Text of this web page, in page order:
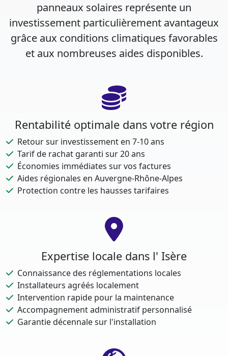
panneaux solaires représente un
investissement particulièrement avantageux
grâce aux conditions climatiques favorables
et aux nombreuses aides disponibles.
Rentabilité optimale dans votre région
Retour sur investissement en 7-10 ans
Tarif de rachat garanti sur 20 ans
Économies immédiates sur vos factures
Aides régionales en Auvergne-Rhône-Alpes
Protection contre les hausses tarifaires
Expertise locale dans l' Isère
Connaissance des réglementations locales
Installateurs agréés localement
Intervention rapide pour la maintenance
Accompagnement administratif personnalisé
Garantie décennale sur l'installation